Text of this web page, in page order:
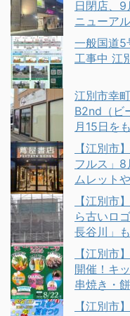
日閉店、9
ニューアル
一般国道5
工事中 江
江別市幸
B2nd（ビ
月15日を
【江別市
フルス」8
ムレット
【江別市
ら古いロ
長谷川」も
【江別市
開催！キ
串焼き・
【江別市